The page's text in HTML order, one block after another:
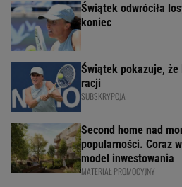
Świątek odwróciła
koniec
Świątek pokazuje,
racji
SUBSKRYPCJA
Second home nad
popularności. Coraz
model inwestowania
MATERIAŁ PROMOCYJNY